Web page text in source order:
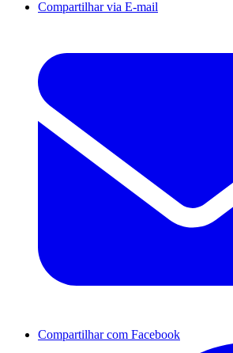
Compartilhar via E-mail
Compartilhar com Facebook